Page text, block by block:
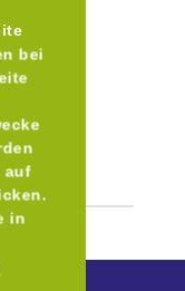
bei
auf
in